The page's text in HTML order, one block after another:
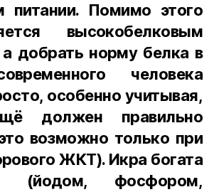
питании. Помимо этого
высокобелковым
добрать норму белка в
человека
особенно учитывая,
должен правильно
возможно только при
ЖКТ). Икра богата
(йодом, фосфором,